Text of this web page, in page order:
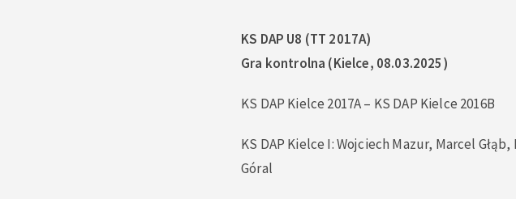
KS DAP U8 (TT 2017A)
Gra kontrolna (Kielce, 08.03.2025)
KS DAP Kielce 2017A – KS DAP Kielce 2016B
KS DAP Kielce I: Wojciech Mazur, Marcel
Góral